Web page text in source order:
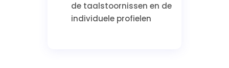
de taalstoornissen en de
individuele profielen